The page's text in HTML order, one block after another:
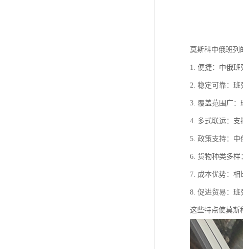
莫斯科中俄班列
1. 便捷：中俄班
2. 稳定可靠：班
3. 覆盖范围广：
4. 多式联运：支
5. 政策支持：中
6. 货物种类多样
7. 成本优势：相
8. 促进贸易：班
这些特点使莫斯